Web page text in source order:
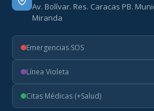
Av. Bolívar. Res. Caracas PB.
Miranda
Emergencias SOS
Línea Violeta
Citas Médicas (+Salud)